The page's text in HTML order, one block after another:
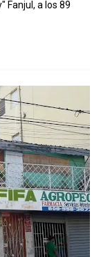
Fanjul, a los 89